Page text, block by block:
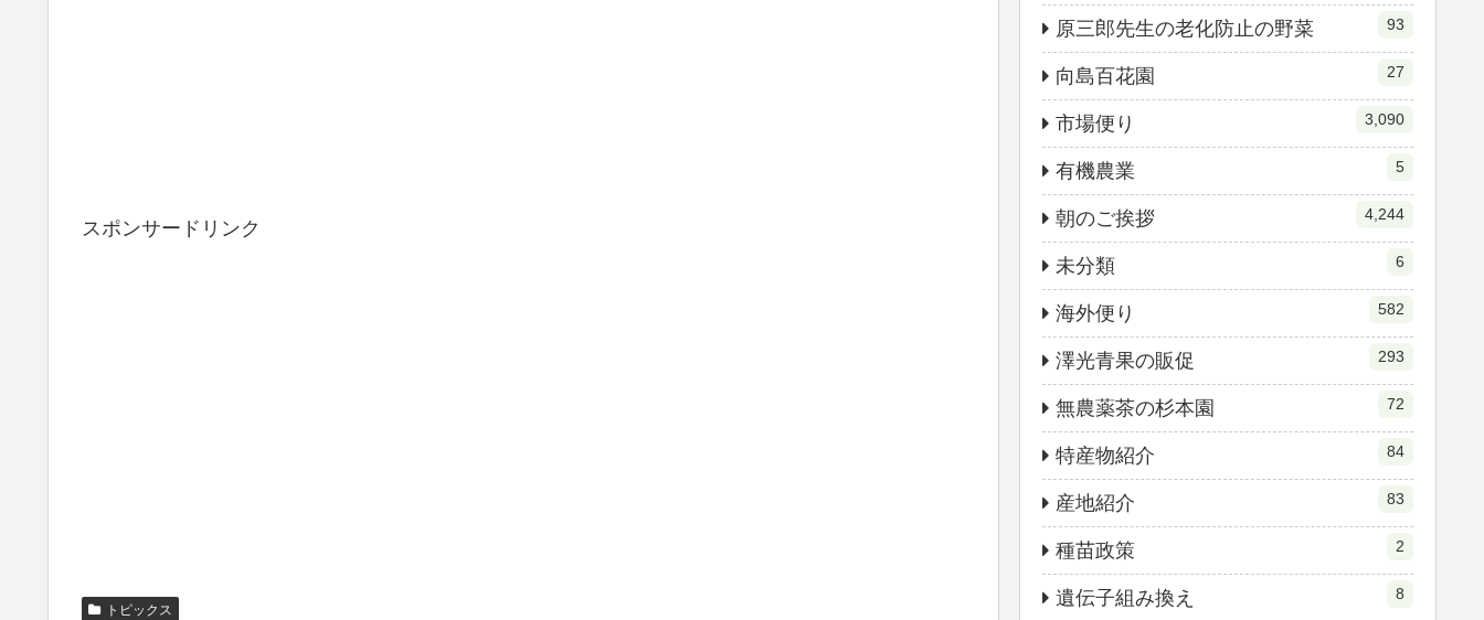
スポンサードリンク
トピックス
原三郎先生の老化防止の野菜 93
向島百花園 27
市場便り 3,090
有機農業 5
朝のご挨拶 4,244
未分類 6
海外便り 582
澤光青果の販促 293
無農薬茶の杉本園 72
特産物紹介 84
産地紹介 83
種苗政策 2
遺伝子組み換え 8